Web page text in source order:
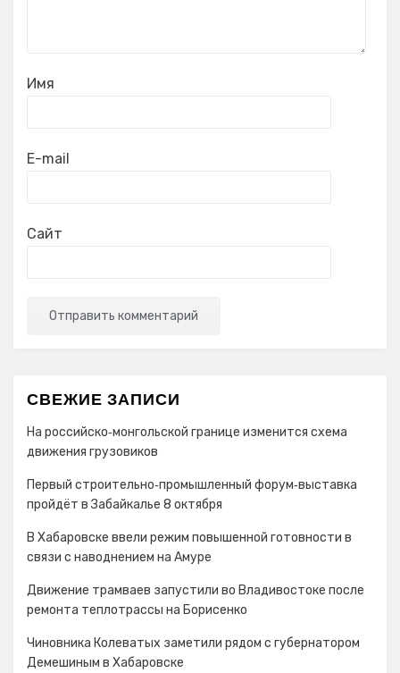
Имя
E-mail
Сайт
СВЕЖИЕ ЗАПИСИ
На российско‑монгольской границе изменится схема
движения грузовиков
Первый строительно‑промышленный форум‑выставка
пройдёт в Забайкалье 8 октября
В Хабаровске ввели режим повышенной готовности в
связи с наводнением на Амуре
Движение трамваев запустили во Владивостоке после
ремонта теплотрассы на Борисенко
Чиновника Колеватых заметили рядом с губернатором
Демешиным в Хабаровске